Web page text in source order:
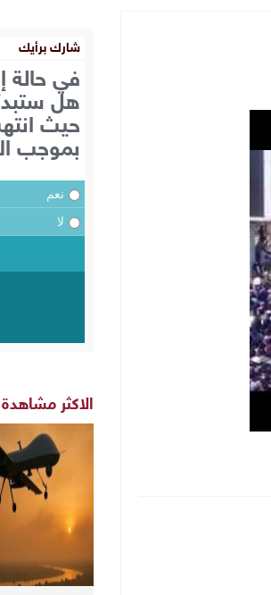
شارك برأيك
في حالة
هل
حيث
بموجب
نعم
لا
الاكثر مشاهدة